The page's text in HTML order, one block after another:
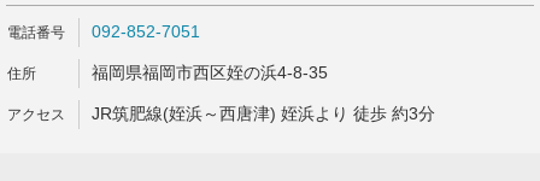
092-852-7051
福岡県福岡市西区姪の浜4-8-35
JR筑肥線(姪浜～西唐津) 姪浜より 徒歩 約3分